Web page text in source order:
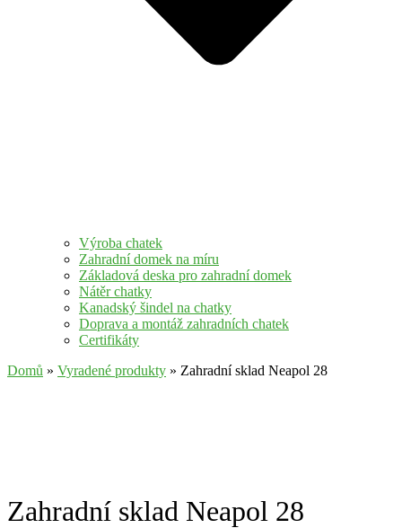
Výroba chatek
Zahradní domek na míru
Základová deska pro zahradní domek
Nátěr chatky
Kanadský šindel na chatky
Doprava a montáž zahradních chatek
Certifikáty
Domů » Vyradené produkty » Zahradní sklad Neapol 28
Zahradní sklad Neapol 28